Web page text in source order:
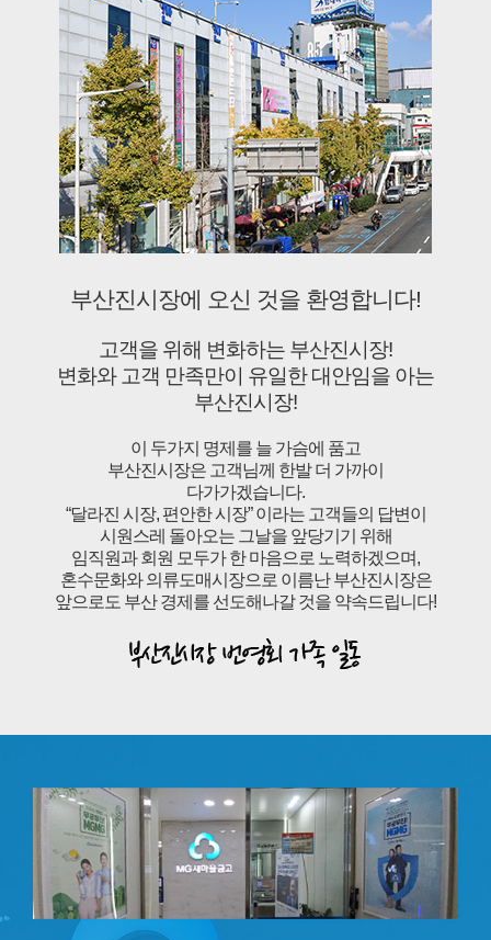
부산진시장에 오신 것을 환영합니다!
고객을 위해 변화하는 부산진시장!
변화와 고객 만족만이 유일한 대안임을 아는
부산진시장!
이 두가지 명제를 늘 가슴에 품고
부산진시장은 고객님께 한발 더 가까이
다가가겠습니다.
“달라진 시장, 편안한 시장” 이라는 고객들의 답변이
시원스레 돌아오는 그날을 앞당기기 위해
임직원과 회원 모두가 한 마음으로 노력하겠으며,
혼수문화와 의류도매시장으로 이름난 부산진시장은
앞으로도 부산 경제를 선도해나갈 것을 약속드립니다!